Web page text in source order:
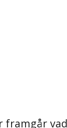
framgår